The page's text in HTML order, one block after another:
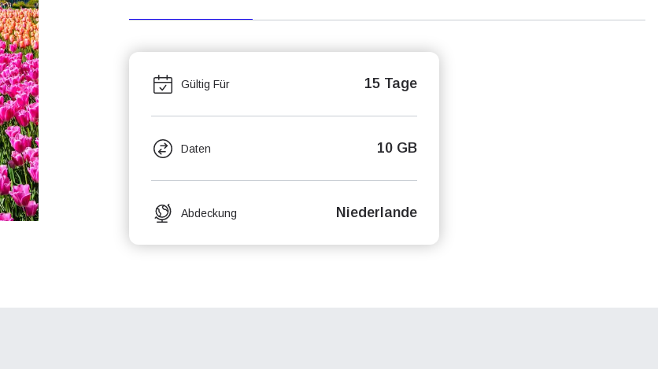
Gültig Für 15 Tage
Daten 10 GB
Abdeckung Niederlande